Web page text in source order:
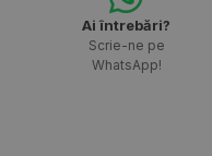
Ai întrebări?
Scrie-ne pe
WhatsApp!